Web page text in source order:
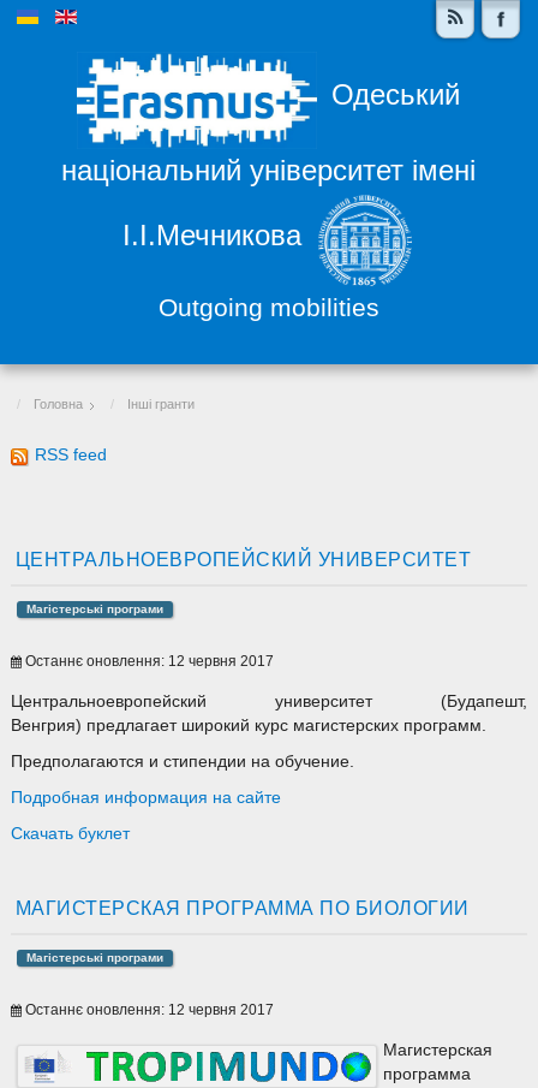
Одеський
національний університет імені
І.І.Мечникова
Outgoing mobilities
Головна Інші гранти
RSS feed
ЦЕНТРАЛЬНОЕВРОПЕЙСКИЙ УНИВЕРСИТЕТ
Магістерські програми
Останнє оновлення: 12 червня 2017
Центральноевропейский университет (Будапешт,
Венгрия) предлагает широкий курс магистерских программ.
Предполагаются и стипендии на обучение.
Подробная информация на сайте
Скачать буклет
МАГИСТЕРСКАЯ ПРОГРАММА ПО БИОЛОГИИ
Магістерські програми
Останнє оновлення: 12 червня 2017
Магистерская
программа